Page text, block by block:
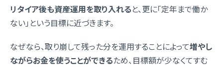
リタイア後も資産運用を取り入れると、更に「定年まで働か
ない」という目標に近づきます。
なぜなら、取り崩して残った分を運用することによって増やし
ながらお金を使うことができるため、目標額が少なくてすむ